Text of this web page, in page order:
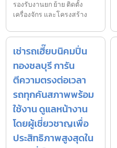
รองรับงานยก ย้าย ติดตั้ง
เครื่องจักร และโครงสร้าง
เช่ารถเฮี๊ยบนิคมปิ่น
ทองชลบุรี การัน
ตีความตรงต่อเวลา
รถทุกคันสภาพพร้อม
ใช้งาน ดูแลหน้างาน
โดยผู้เชี่ยวชาญเพื่อ
ประสิทธิภาพสูงสุดใน